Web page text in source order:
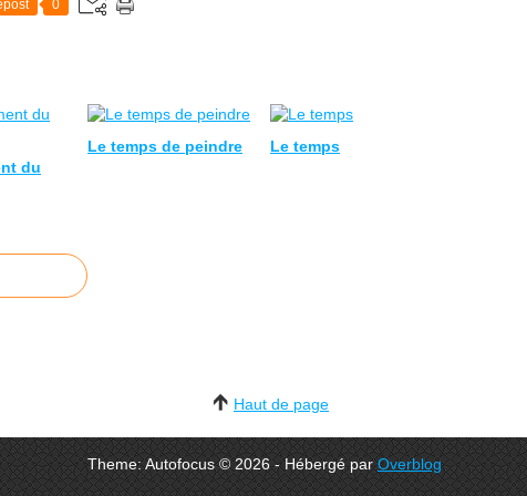
0
du
Le temps de peindre Le temps
Haut de page
Theme: Autofocus © 2026 - Hébergé parOverblog